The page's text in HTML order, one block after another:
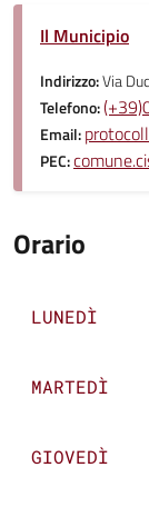
Il Municipio
Indirizzo:Via
Telefono:
Email:
PEC:
Orario
LUNEDÌ
MARTEDÌ
GIOVEDÌ